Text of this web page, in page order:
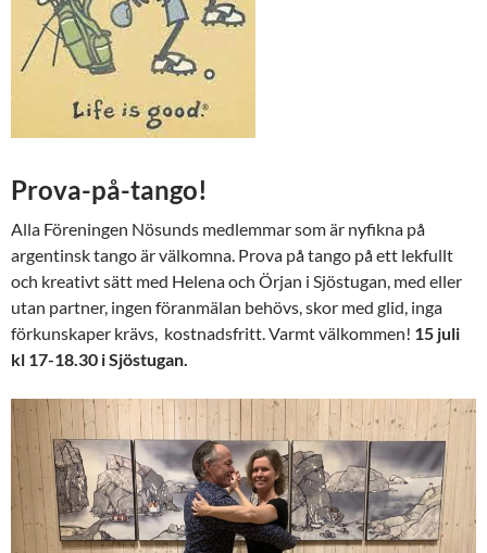
Prova-på-tango!
Alla Föreningen Nösunds medlemmar som är nyfikna på
argentinsk tango är välkomna. Prova på tango på ett lekfullt
och kreativt sätt med Helena och Örjan i Sjöstugan, med eller
utan partner, ingen föranmälan behövs, skor med glid, inga
förkunskaper krävs, kostnadsfritt. Varmt välkommen! 15 juli
kl 17-18.30 i Sjöstugan.